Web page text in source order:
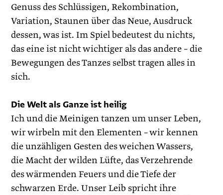
Genuss des Schlüssigen, Rekombination,
Variation, Staunen über das Neue, Ausdruck
dessen, was ist. Im Spiel bedeutest du nichts,
das eine ist nicht wichtiger als das andere – die
Bewegungen des Tanzes selbst tragen alles in
sich.
Die Welt als Ganze ist heilig
Ich und die Meinigen tanzen um unser Leben,
wir wirbeln mit den Elementen – wir kennen
die unzähligen Gesten des weichen Wassers,
die Macht der wilden Lüfte, das Verzehrende
des wärmenden Feuers und die Tiefe der
schwarzen Erde. Unser Leib spricht ihre